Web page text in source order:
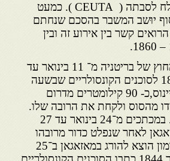
ספינותיה של ספרד נשלחו לאנג'יר, וצבא עמד להישלח לסבתה ( CEUTA ). כמעט
בין ספרד ובין מרוקו בשנת 1844. לבסוף יוּשב המשבר בהסכם שנחתם
ויש הרואים קשר בין אירוע זה ובין
הנושא נידון בתעודות הנמצאות בארכיון של משרד החוץ של בריטניה מ־ 11 בינואר עד
22 במאי 1844. ויקטור דרמון כתב ב־ 11 בינואר 1844 לסוכנים הקונסולריים שבשעה
שרכב על סוס עם רובהו בדרכו לאזימור (בחוף האוקיינוס,כ- 90 קילומטרים מדרום
מהסוס ולקחת את הרובה שלו.
באותה עת נפלט כדור מרובהו, ואחד התוקפים נפגע. במכתכים מ־24 בינואר עד 27
לאחר שנפלט כדור מרובהו
ופגע במוסלמי, והלה נפטר מהפגיעה. עוד נכתב שדרמון הוצא להורג במאזאגאן ב־25